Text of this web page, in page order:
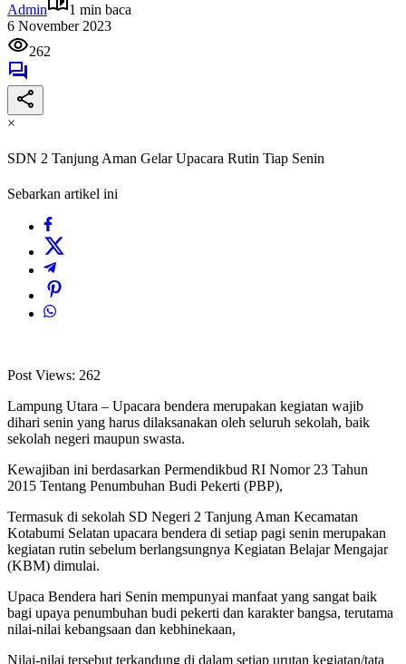
Admin
1 min baca
6 November 2023
262
×
SDN 2 Tanjung Aman Gelar Upacara Rutin Tiap Senin
Sebarkan artikel ini
Post Views: 262
Lampung Utara – Upacara bendera merupakan kegiatan wajib
dihari senin yang harus dilaksanakan oleh seluruh sekolah, baik
sekolah negeri maupun swasta.
Kewajiban ini berdasarkan Permendikbud RI Nomor 23 Tahun
2015 Tentang Penumbuhan Budi Pekerti (PBP),
Termasuk di sekolah SD Negeri 2 Tanjung Aman Kecamatan
Kotabumi Selatan upacara bendera di setiap pagi senin merupakan
kegiatan rutin sebelum berlangsungnya Kegiatan Belajar Mengajar
(KBM) dimulai.
Upaca Bendera hari Senin mempunyai manfaat yang sangat baik
bagi upaya penumbuhan budi pekerti dan karakter bangsa, terutama
nilai-nilai kebangsaan dan kebhinekaan,
Nilai-nilai tersebut terkandung di dalam setiap urutan kegiatan/tata